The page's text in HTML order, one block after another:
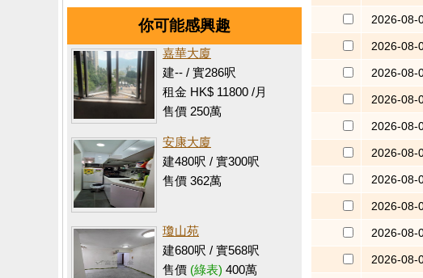
你可能感興趣
嘉華大廈
建-- / 實286呎
租金 HK$ 11800 /月
售價 250萬
安康大廈
建480呎 / 實300呎
售價 362萬
瓊山苑
建680呎 / 實568呎
售價 (綠表) 400萬
2026-08-
2026-08-
2026-08-
2026-08-
2026-08-
2026-08-
2026-08-
2026-08-
2026-08-
2026-08-